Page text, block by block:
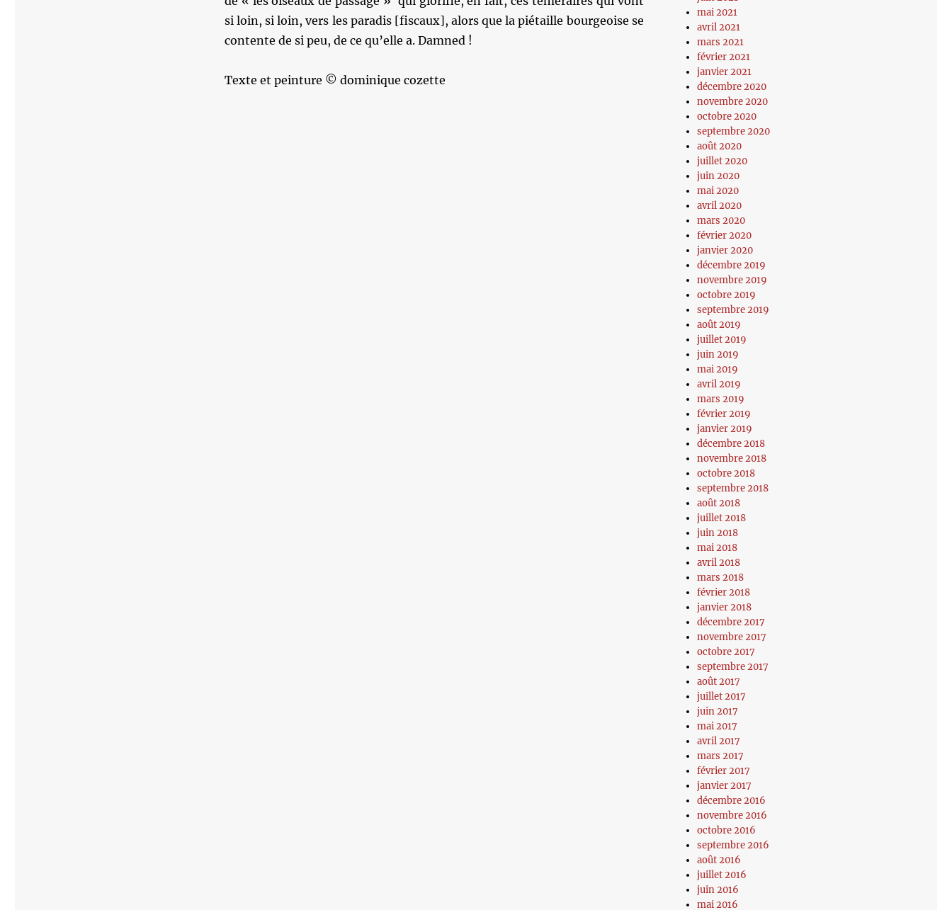
si loin, si loin, vers les paradis [fiscaux], alors que la piétaille bourgeoise se
contente de si peu, de ce qu’elle a. Damned !
Texte et peinture © dominique cozette
mai 2021
avril 2021
mars 2021
février 2021
janvier 2021
décembre 2020
novembre 2020
octobre 2020
septembre 2020
août 2020
juillet 2020
juin 2020
mai 2020
avril 2020
mars 2020
février 2020
janvier 2020
décembre 2019
novembre 2019
octobre 2019
septembre 2019
août 2019
juillet 2019
juin 2019
mai 2019
avril 2019
mars 2019
février 2019
janvier 2019
décembre 2018
novembre 2018
octobre 2018
septembre 2018
août 2018
juillet 2018
juin 2018
mai 2018
avril 2018
mars 2018
février 2018
janvier 2018
décembre 2017
novembre 2017
octobre 2017
septembre 2017
août 2017
juillet 2017
juin 2017
mai 2017
avril 2017
mars 2017
février 2017
janvier 2017
décembre 2016
novembre 2016
octobre 2016
septembre 2016
août 2016
juillet 2016
juin 2016
mai 2016